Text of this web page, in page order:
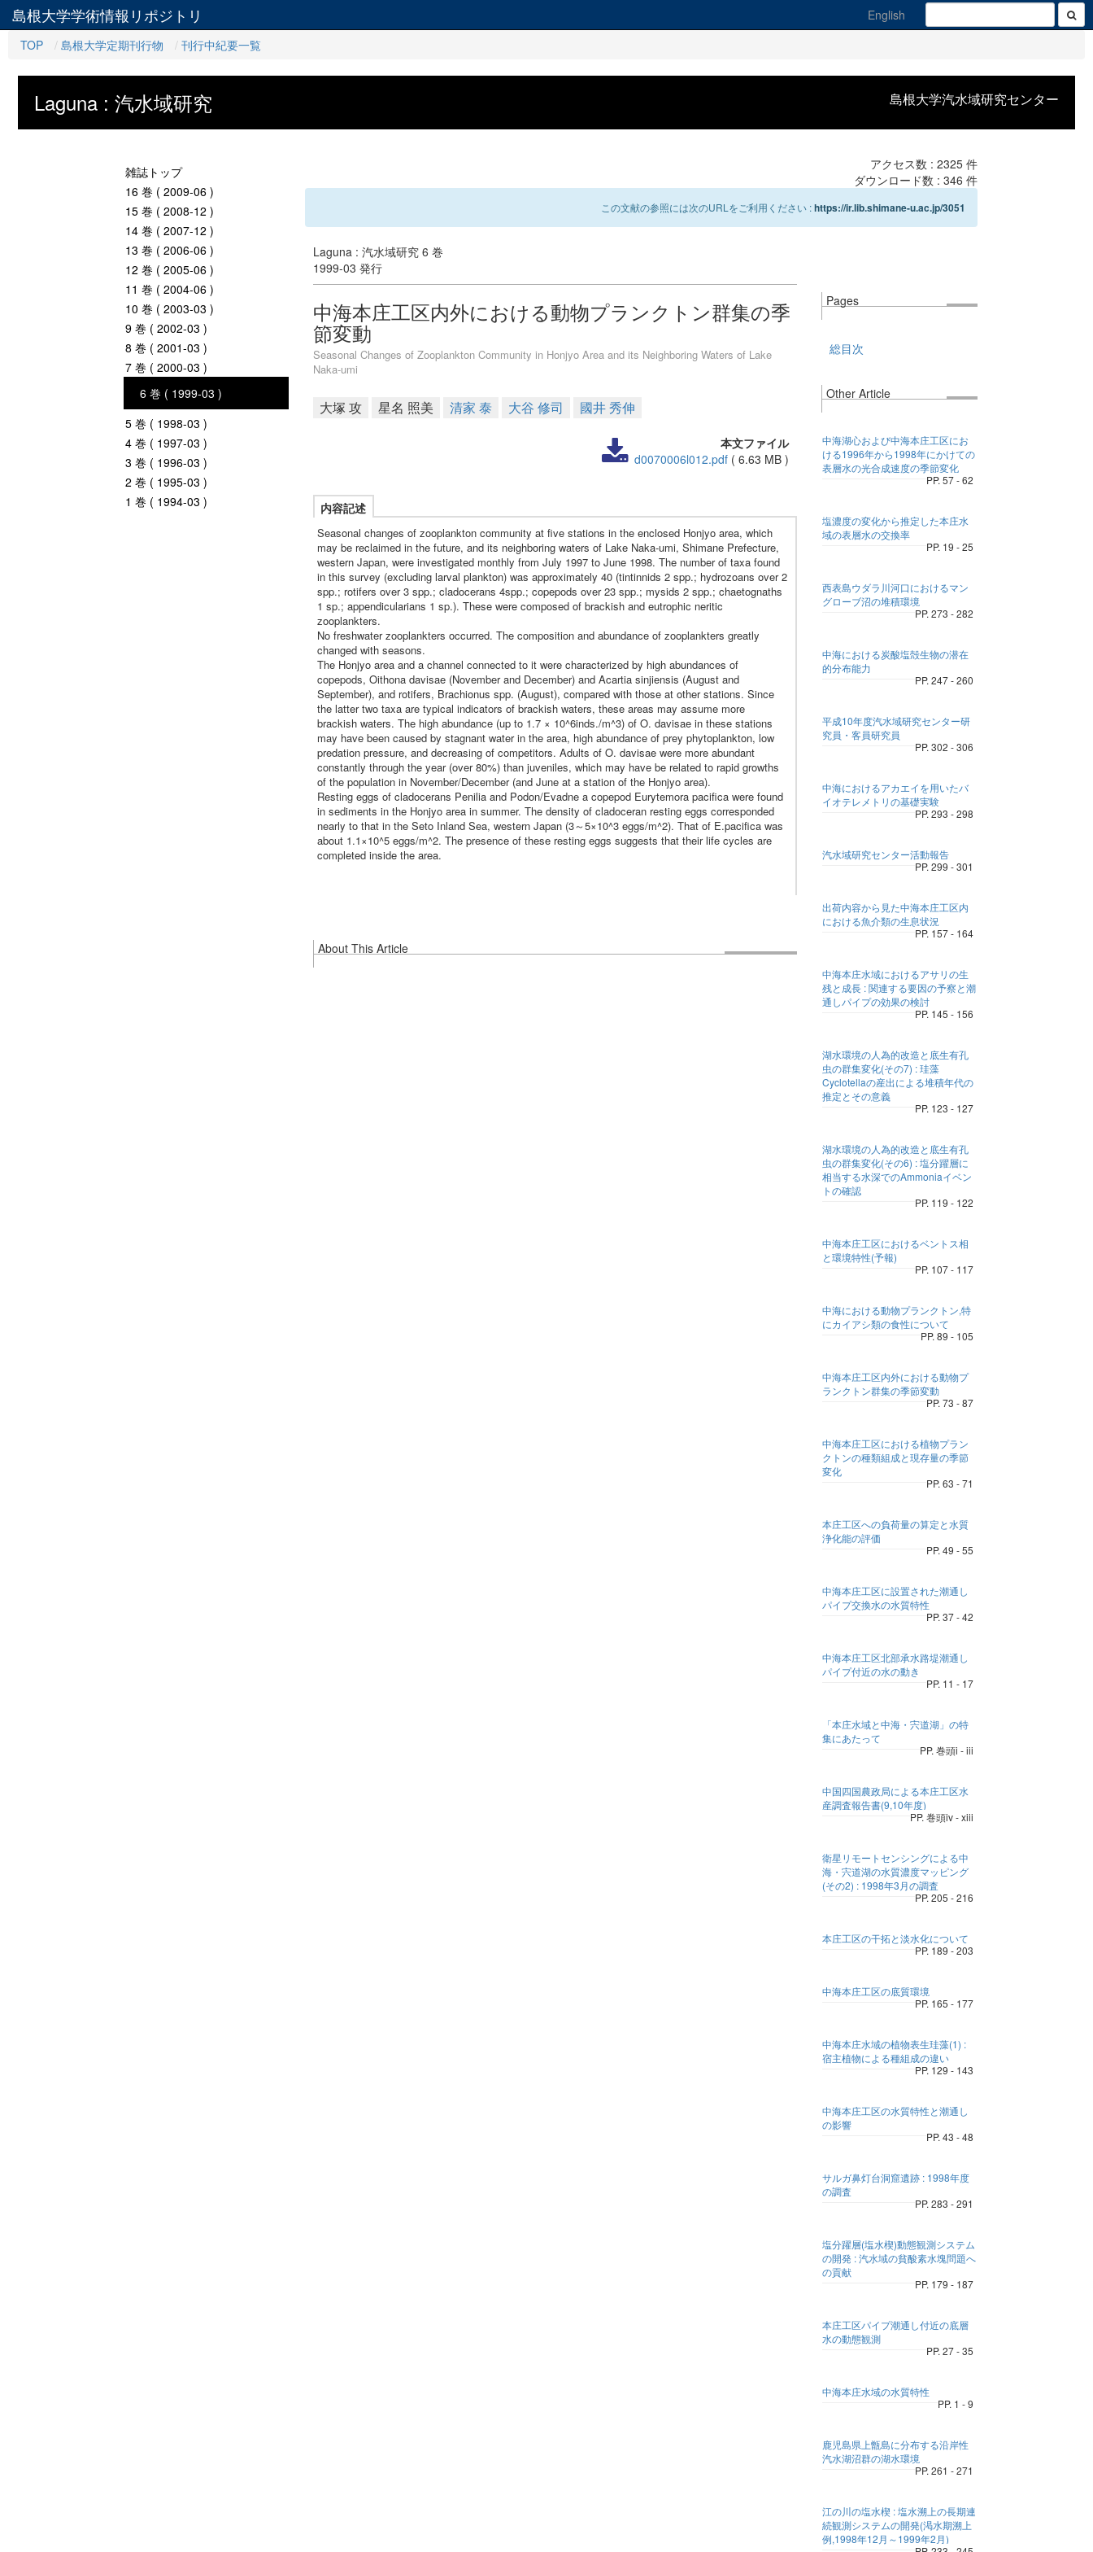
島根大学学術情報リポジトリ
English
TOP
島根大学定期刊行物 刊行中紀要一覧
島根大学汽水域研究センター
Laguna : 汽水域研究
雑誌トップ
16 巻 ( 2009-06 )
15 巻 ( 2008-12 )
14 巻 ( 2007-12 )
13 巻 ( 2006-06 )
12 巻 ( 2005-06 )
11 巻 ( 2004-06 )
10 巻 ( 2003-03 )
9 巻 ( 2002-03 )
8 巻 ( 2001-03 )
7 巻 ( 2000-03 )
6 巻 ( 1999-03 )
5 巻 ( 1998-03 )
4 巻 ( 1997-03 )
3 巻 ( 1996-03 )
2 巻 ( 1995-03 )
1 巻 ( 1994-03 )
アクセス数 : 2325件
ダウンロード数 : 346 件
この文献の参照には次のURLをご利用ください :https://ir.lib.shimane-u.ac.jp/3051
Laguna : 汽水域研究 6 巻
1999-03 発行
中海本庄工区内外における動物プランクトン群集の季
節変動
Seasonal Changes of Zooplankton Community in Honjyo Area and its Neighboring Waters of Lake
Naka-umi
大塚 攻 星名 照美 清家 泰 大谷 修司 國井 秀伸
本文ファイル
d0070006l012.pdf (6.63 MB )
内容記述
Seasonal changes of zooplankton community at five stations in the enclosed Honjyo area, which
may be reclaimed in the future, and its neighboring waters of Lake Naka-umi, Shimane Prefecture,
western Japan, were investigated monthly from July 1997 to June 1998. The number of taxa found
in this survey (excluding larval plankton) was approximately 40 (tintinnids 2 spp.; hydrozoans over 2
spp.; rotifers over 3 spp.; cladocerans 4spp.; copepods over 23 spp.; mysids 2 spp.; chaetognaths
1 sp.; appendicularians 1 sp.). These were composed of brackish and eutrophic neritic
zooplankters.
No freshwater zooplankters occurred. The composition and abundance of zooplankters greatly
changed with seasons.
The Honjyo area and a channel connected to it were characterized by high abundances of
copepods, Oithona davisae (November and December) and Acartia sinjiensis (August and
September), and rotifers, Brachionus spp. (August), compared with those at other stations. Since
the latter two taxa are typical indicators of brackish waters, these areas may assume more
brackish waters. The high abundance (up to 1.7 × 10^6inds./m^3) of O. davisae in these stations
may have been caused by stagnant water in the area, high abundance of prey phytoplankton, low
predation pressure, and decreasing of competitors. Adults of O. davisae were more abundant
constantly through the year (over 80%) than juveniles, which may have be related to rapid growths
of the population in November/December (and June at a station of the Honjyo area).
Resting eggs of cladocerans Penilia and Podon/Evadne a copepod Eurytemora pacifica were found
in sediments in the Honjyo area in summer. The density of cladoceran resting eggs corresponded
nearly to that in the Seto Inland Sea, western Japan (3～5×10^3 eggs/m^2). That of E.pacifica was
about 1.1×10^5 eggs/m^2. The presence of these resting eggs suggests that their life cycles are
completed inside the area.
About This Article
Pages
総目次
Other Article
中海湖心および中海本庄工区にお
ける1996年から1998年にかけての
表層水の光合成速度の季節変化
PP. 57 - 62
塩濃度の変化から推定した本庄水
域の表層水の交換率
PP. 19 - 25
西表島ウダラ川河口におけるマン
グローブ沼の堆積環境
PP. 273 - 282
中海における炭酸塩殻生物の潜在
的分布能力
PP. 247 - 260
平成10年度汽水域研究センター研
究員・客員研究員
PP. 302 - 306
中海におけるアカエイを用いたバ
イオテレメトリの基礎実験
PP. 293 - 298
汽水域研究センター活動報告
PP. 299 - 301
出荷内容から見た中海本庄工区内
における魚介類の生息状況
PP. 157 - 164
中海本庄水域におけるアサリの生
残と成長 : 関連する要因の予察と潮
通しパイプの効果の検討
PP. 145 - 156
湖水環境の人為的改造と底生有孔
虫の群集変化(その7) : 珪藻
Cyclotellaの産出による堆積年代の
推定とその意義
PP. 123 - 127
湖水環境の人為的改造と底生有孔
虫の群集変化(その6) : 塩分躍層に
相当する水深でのAmmoniaイベン
トの確認
PP. 119 - 122
中海本庄工区におけるベントス相
と環境特性(予報)
PP. 107 - 117
中海における動物プランクトン,特
にカイアシ類の食性について
PP. 89 - 105
中海本庄工区内外における動物プ
ランクトン群集の季節変動
PP. 73 - 87
中海本庄工区における植物プラン
クトンの種類組成と現存量の季節
変化
PP. 63 - 71
本庄工区への負荷量の算定と水質
浄化能の評価
PP. 49 - 55
中海本庄工区に設置された潮通し
パイプ交換水の水質特性
PP. 37 - 42
中海本庄工区北部承水路堤潮通し
パイプ付近の水の動き
PP. 11 - 17
「本庄水域と中海・宍道湖」の特
集にあたって
PP. 巻頭i - iii
中国四国農政局による本庄工区水
産調査報告書(9,10年度)
PP. 巻頭iv - xiii
衛星リモートセンシングによる中
海・宍道湖の水質濃度マッピング
(その2) : 1998年3月の調査
PP. 205 - 216
本庄工区の干拓と淡水化について
PP. 189 - 203
中海本庄工区の底質環境
PP. 165 - 177
中海本庄水域の植物表生珪藻(1) :
宿主植物による種組成の違い
PP. 129 - 143
中海本庄工区の水質特性と潮通し
の影響
PP. 43 - 48
サルガ鼻灯台洞窟遺跡 : 1998年度
の調査
PP. 283 - 291
塩分躍層(塩水楔)動態観測システム
の開発 : 汽水域の貧酸素水塊問題へ
の貢献
PP. 179 - 187
本庄工区パイプ潮通し付近の底層
水の動態観測
PP. 27 - 35
中海本庄水域の水質特性
PP. 1 - 9
鹿児島県上甑島に分布する沿岸性
汽水湖沼群の湖水環境
PP. 261 - 271
江の川の塩水楔 : 塩水溯上の長期連
続観測システムの開発(渇水期溯上
例,1998年12月～1999年2月)